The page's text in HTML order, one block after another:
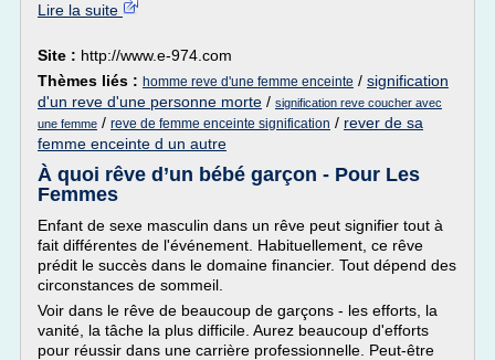
Lire la suite
Site : http://www.e-974.com
Thèmes liés : homme reve d'une femme enceinte / signification
d'un reve d'une personne morte / signification reve coucher avec
une femme / reve de femme enceinte signification / rever de sa
femme enceinte d un autre
À quoi rêve d’un bébé garçon - Pour Les
Femmes
Enfant de sexe masculin dans un rêve peut signifier tout à
fait différentes de l'événement. Habituellement, ce rêve
prédit le succès dans le domaine financier. Tout dépend des
circonstances de sommeil.
Voir dans le rêve de beaucoup de garçons - les efforts, la
vanité, la tâche la plus difficile. Aurez beaucoup d'efforts
pour réussir dans une carrière professionnelle. Peut-être